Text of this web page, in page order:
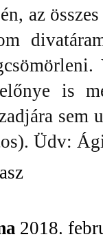
az
is
sem
Üdv: Ági
2018.